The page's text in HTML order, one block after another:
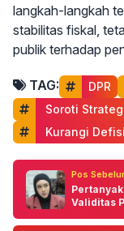
langkah-langkah
stabilitas fiskal,
publik terhadap
TAG: DPR
Soroti
Kurangi
Pos
Validitas